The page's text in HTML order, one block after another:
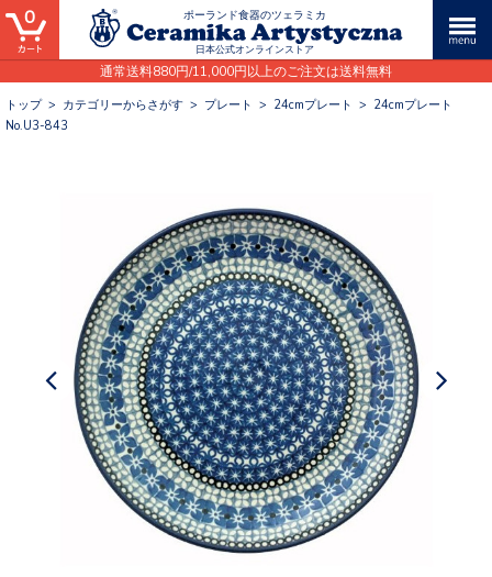
ポーランド食器のツェラミカ
日本公式オンラインストア
通常送料880円/11,000円以上のご注文は送料無料
0
トップ> カテゴリーからさがす > プレート > 24cmプレート > 24cmプレート
No.U3-843